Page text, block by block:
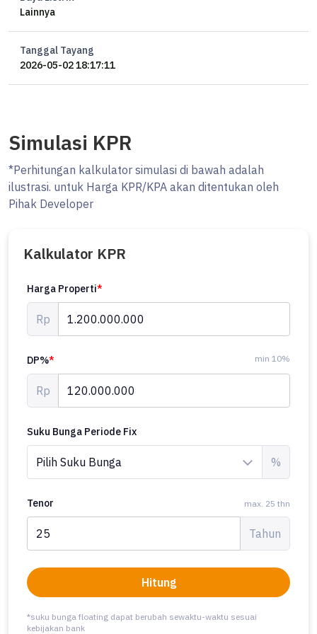
- Properti Bisa Nego.
- Lokasi Strategis.
- Lokasi Bebas Banjir.
- Bisa KPR.
Harga yang sangat kompetitif yaitu, Rp. 1.200.000.000, rumah ini
siap menjadi milik Anda!
Nikmati segala kemudahan dan berbagai keunggulan menarik saat
Lainnya
Tanggal Tayang
2026-05-02 18:17:11
Simulasi KPR
*Perhitungan kalkulator simulasi di bawah adalah
ilustrasi. untuk Harga KPR/KPA akan ditentukan oleh
Pihak Developer
Kalkulator KPR
Harga Properti*
Rp
DP%* min 10%
Rp
Suku Bunga Periode Fix
%
Tenor max. 25 thn
Tahun
Hitung
*suku bunga floating dapat berubah sewaktu-waktu sesuai
kebijakan bank